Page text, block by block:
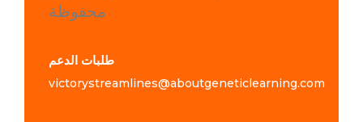
محفوظة
طلبات الدعم
victorystreamlines@aboutgeneticlearning.com